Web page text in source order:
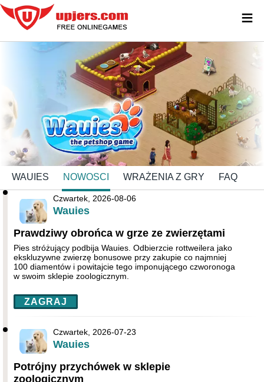
WAUIES NOWOSCI WRAŻENIA Z GRY FAQ
Czwartek, 2026-08-06
Wauies
Prawdziwy obrońca w grze ze zwierzętami
Pies stróżujący podbija Wauies. Odbierzcie rottweilera jako
ekskluzywne zwierzę bonusowe przy zakupie co najmniej
100 diamentów i powitajcie tego imponującego czworonoga
w swoim sklepie zoologicznym.
ZAGRAJ
Czwartek, 2026-07-23
Wauies
Potrójny przychówek w sklepie
zoologicznym
≡